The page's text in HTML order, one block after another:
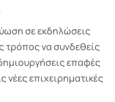
σε εκδηλώσεις
τρόπος να συνδεθείς
επαφές
νέες επιχειρηματικές